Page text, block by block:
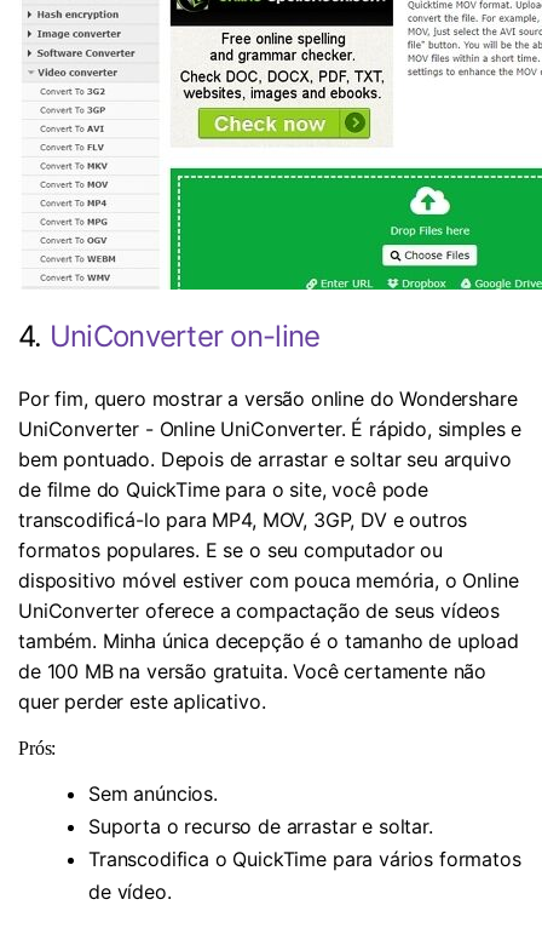
4. UniConverter on-line
Por fim, quero mostrar a versão online do Wondershare
UniConverter - Online UniConverter. É rápido, simples e
bem pontuado. Depois de arrastar e soltar seu arquivo
de filme do QuickTime para o site, você pode
transcodificá-lo para MP4, MOV, 3GP, DV e outros
formatos populares. E se o seu computador ou
dispositivo móvel estiver com pouca memória, o Online
UniConverter oferece a compactação de seus vídeos
também. Minha única decepção é o tamanho de upload
de 100 MB na versão gratuita. Você certamente não
quer perder este aplicativo.
Prós:
Sem anúncios.
Suporta o recurso de arrastar e soltar.
Transcodifica o QuickTime para vários formatos
de vídeo.